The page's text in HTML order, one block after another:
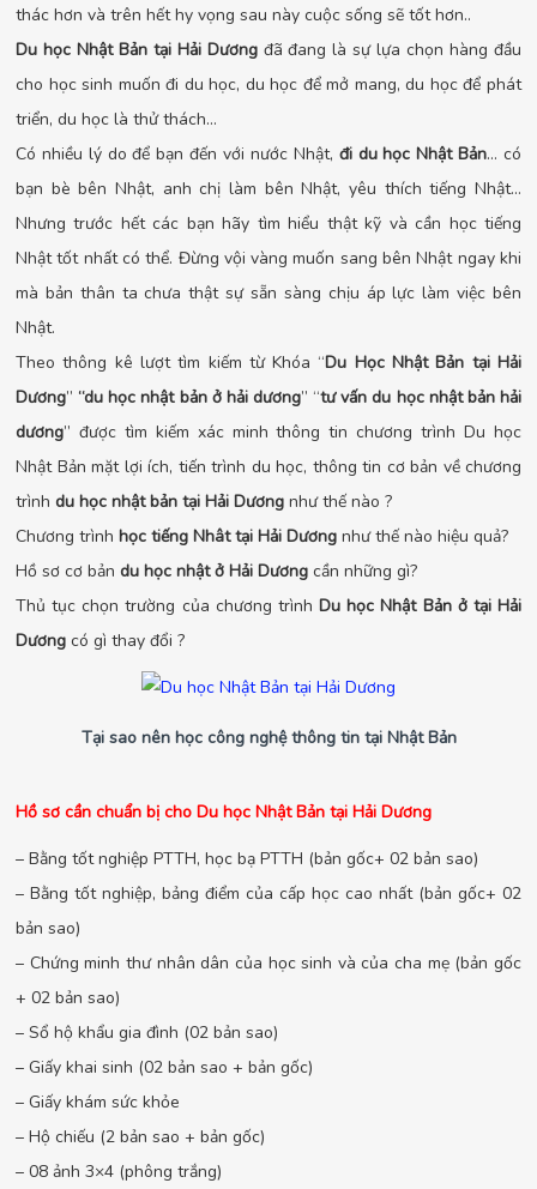
thác hơn và trên hết hy vọng sau này cuộc sống sẽ tốt hơn..
Du học Nhật Bản tại Hải Dương đã đang là sự lựa chọn hàng đầu
cho học sinh muốn đi du học, du học để mở mang, du học để phát
triển, du học là thử thách…
Có nhiều lý do để bạn đến với nước Nhật, đi du học Nhật Bản… có
bạn bè bên Nhật, anh chị làm bên Nhật, yêu thích tiếng Nhật…
Nhưng trước hết các bạn hãy tìm hiểu thật kỹ và cần học tiếng
Nhật tốt nhất có thể. Đừng vội vàng muốn sang bên Nhật ngay khi
mà bản thân ta chưa thật sự sẵn sàng chịu áp lực làm việc bên
Nhật.
Theo thông kê lượt tìm kiếm từ Khóa “Du Học Nhật Bản tại Hải
Dương” “du học nhật bản ở hải dương” “tư vấn du học nhật bản hải
dương” được tìm kiếm xác minh thông tin chương trình Du học
Nhật Bản mặt lợi ích, tiến trình du học, thông tin cơ bản về chương
trình du học nhật bản tại Hải Dương như thế nào ?
Chương trình học tiếng Nhât tại Hải Dương như thế nào hiệu quả?
Hồ sơ cơ bản du học nhật ở Hải Dương cần những gì?
Thủ tục chọn trường của chương trìnhDu học Nhật Bản ở tại Hải
Dương có gì thay đổi ?
Tại sao nên học công nghệ thông tin tại Nhật Bản
Hồ sơ cần chuẩn bị cho Du học Nhật Bản tại Hải Dương
– Bằng tốt nghiệp PTTH, học bạ PTTH (bản gốc+ 02 bản sao)
– Bằng tốt nghiệp, bảng điểm của cấp học cao nhất (bản gốc+ 02
bản sao)
– Chứng minh thư nhân dân của học sinh và của cha mẹ (bản gốc
+ 02 bản sao)
– Sổ hộ khẩu gia đình (02 bản sao)
– Giấy khai sinh (02 bản sao + bản gốc)
– Giấy khám sức khỏe
– Hộ chiếu (2 bản sao + bản gốc)
– 08 ảnh 3×4 (phông trắng)